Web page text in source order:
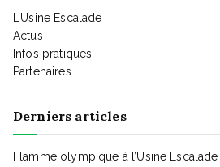
t
L’Usine Escalade
Actus
Infos pratiques
Partenaires
Derniers articles
Flamme olympique à l’Usine Escalade